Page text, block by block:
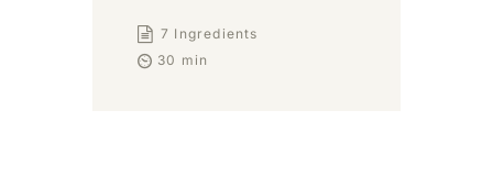
7 Ingredients
30 min